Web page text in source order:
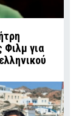
Φιλμ για